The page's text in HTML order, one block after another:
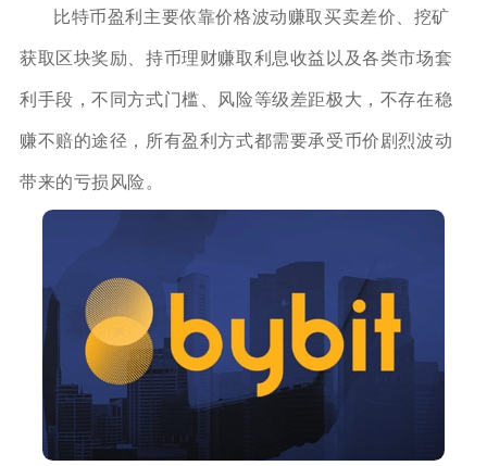
比特币盈利主要依靠价格波动赚取买卖差价、挖矿
获取区块奖励、持币理财赚取利息收益以及各类市场套
利手段，不同方式门槛、风险等级差距极大，不存在稳
赚不赔的途径，所有盈利方式都需要承受币价剧烈波动
带来的亏损风险。